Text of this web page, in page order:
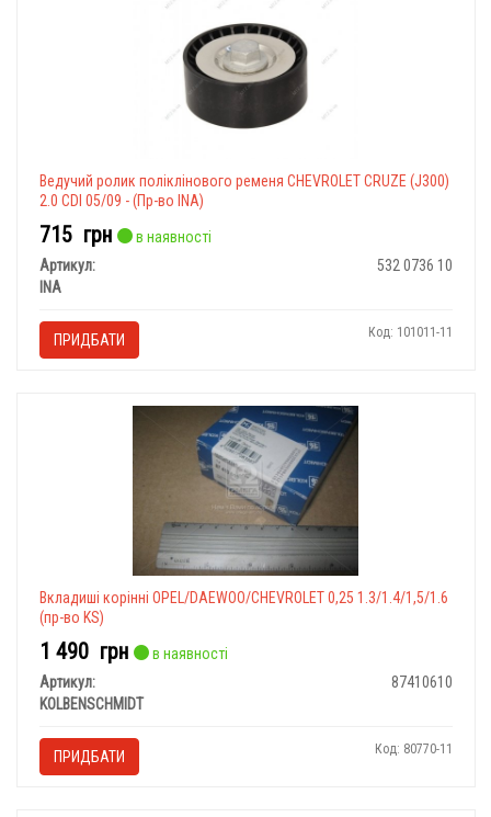
Ведучий ролик поліклінового ременя CHEVROLET CRUZE (J300)
2.0 CDI 05/09 - (Пр-во INA)
715 грн
в наявності
Артикул:
532 0736 10
INA
ПРИДБАТИ Код: 101011-11
Вкладиші корінні OPEL/DAEWOO/CHEVROLET 0,25 1.3/1.4/1,5/1.6
(пр-во KS)
1 490 грн
в наявності
Артикул:
87410610
KOLBENSCHMIDT
ПРИДБАТИ Код: 80770-11